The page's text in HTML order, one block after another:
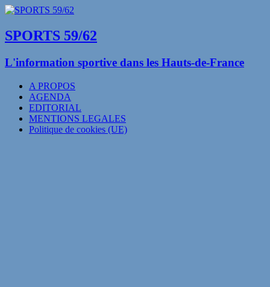
SPORTS 59/62
L'information sportive dans les Hauts-de-France
A PROPOS
AGENDA
EDITORIAL
MENTIONS LEGALES
Politique de cookies (UE)